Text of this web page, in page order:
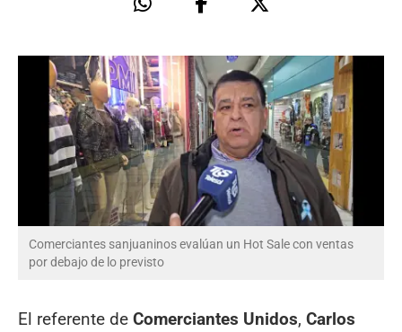
Comerciantes sanjuaninos evalúan un Hot Sale con ventas
por debajo de lo previsto
El referente de Comerciantes Unidos, Carlos